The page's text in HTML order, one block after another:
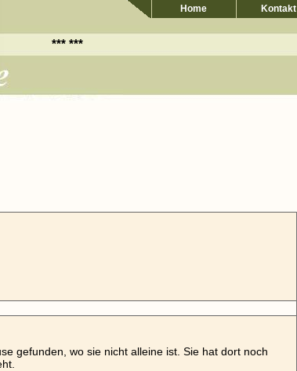
Home Kontakt
*** ***
gefunden, wo sie nicht alleine ist. Sie hat dort noch